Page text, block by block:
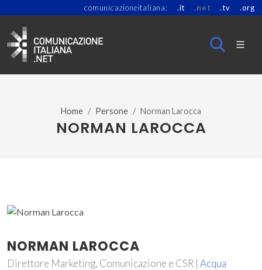
comunicazioneitaliana: .it .net .tv .org
Home Persone Norman Larocca
NORMAN LAROCCA
NORMAN LAROCCA
Direttore Marketing, Comunicazione e CSR | Acqua